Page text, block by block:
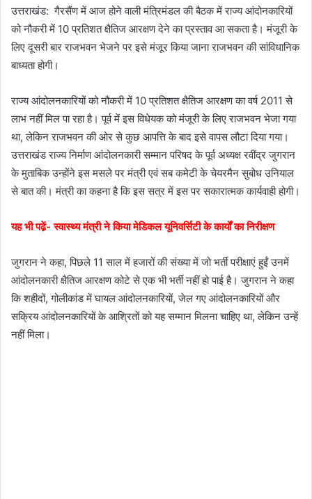
उत्तराखंड: गैरसैंण में आज होने वाली मंत्रिमंडल की बैठक में राज्य आंदोनकारियों
को नौकरी में 10 प्रतिशत क्षैतिज आरक्षण देने का प्रस्ताव आ सकता है। मंजूरी के
लिए दूसरी बार राजभवन भेजने पर इसे मंजूर किया जाना राजभवन की सांविधानिक
बाध्यता होगी।
राज्य आंदोलनकारियों को नौकरी में 10 प्रतिशत क्षैतिज आरक्षण का वर्ष 2011 से
लाभ नहीं मिल पा रहा है। पूर्व में इस विधेयक को मंजूरी के लिए राजभवन भेजा गया
था, लेकिन राजभवन की ओर से कुछ आपत्ति के बाद इसे वापस लौटा दिया गया।
उत्तराखंड राज्य निर्माण आंदोलनकारी सम्मान परिषद के पूर्व अध्यक्ष रवींद्र जुगरान
के मुताबिक उन्होंने इस मसले पर मंत्री एवं सब कमेटी के चेयरमैन सुबोध उनियाल
से बात की। मंत्री का कहना है कि इस सत्र में इस पर सकारात्मक कार्यवाही होगी।
यह भी पढे़ं- स्वास्थ्य मंत्री ने किया मेडिकल यूनिवर्सिटी के कार्यों का निरीक्षण
जुगरान ने कहा, पिछले 11 साल में हजारों की संख्या में जो भर्ती परीक्षाएं हुईं उनमें
आंदोलनकारी क्षैतिज आरक्षण कोटे से एक भी भर्ती नहीं हो पाई है। जुगरान ने कहा
कि शहीदों, गोलीकांड में घायल आंदोलनकारियों, जेल गए आंदोलनकारियों और
सक्रिय आंदोलनकारियों के आश्रितों को यह सम्मान मिलना चाहिए था, लेकिन उन्हें
नहीं मिला।